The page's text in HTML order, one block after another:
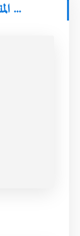
المنشورات ذات الصلة ...